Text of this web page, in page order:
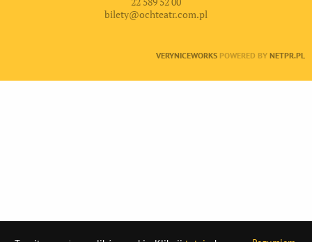
bilety@ochteatr.com.pl
VERYNICEWORKS POWERED BY NETPR.PL